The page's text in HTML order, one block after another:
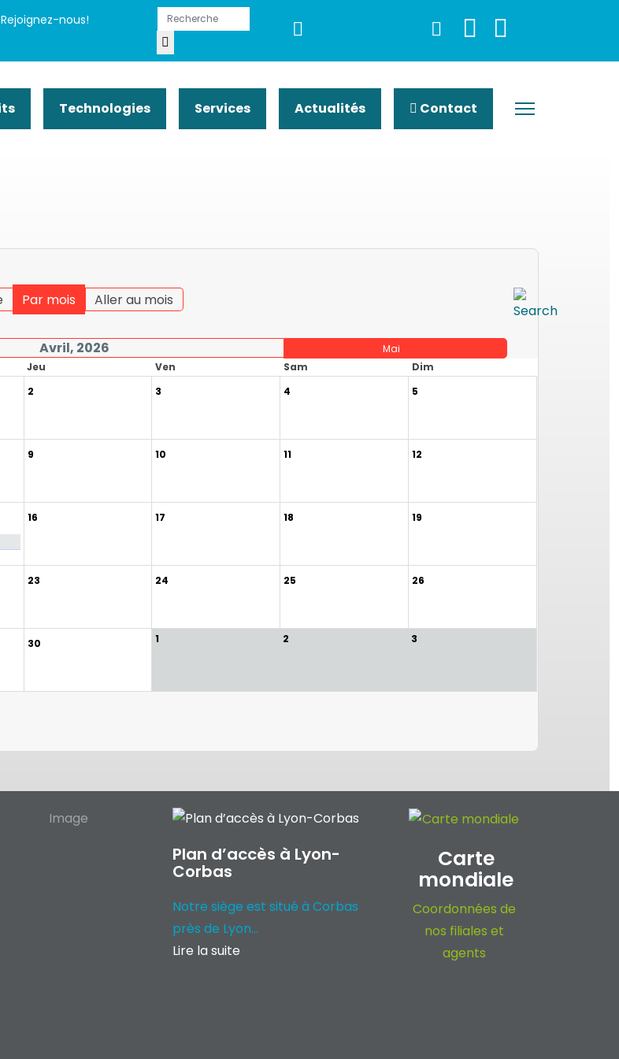
Rejoignez-nous!
Technologies Services Actualités Contact
Par mois Aller au mois
Avril, 2026
Mai
Jeu Ven Sam
Dim
2 3 4 5
9 10 11 12
16 17 18 19
23 24 25 26
30 1 2 3
Plan d’accès à Lyon-
Corbas
Notre siège est situé à Corbas
près de Lyon...
Lire la suite
Carte
mondiale
Coordonnées de
nos filiales et
agents